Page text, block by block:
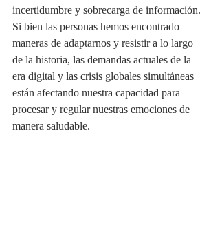
incertidumbre y sobrecarga de información.
Si bien las personas hemos encontrado
maneras de adaptarnos y resistir a lo largo
de la historia, las demandas actuales de la
era digital y las crisis globales simultáneas
están afectando nuestra capacidad para
procesar y regular nuestras emociones de
manera saludable.